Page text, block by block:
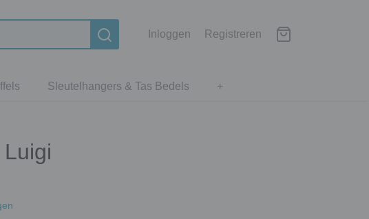
Inloggen Registreren
Sleutelhangers & Tas Bedels +